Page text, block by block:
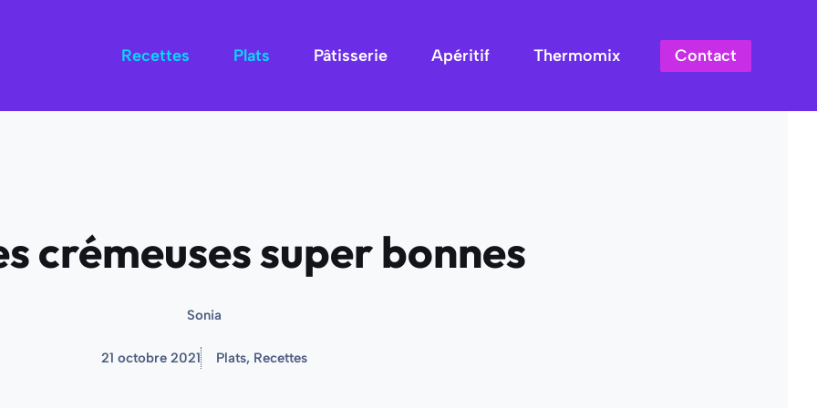
Recettes Plats Pâtisserie Apéritif Thermomix Contact
crémeuses super bonnes
Sonia
21 octobre 2021 Plats, Recettes